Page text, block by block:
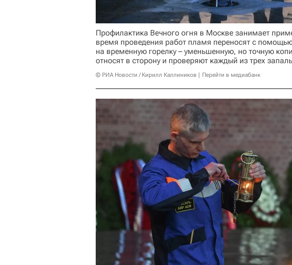
Профилактика Вечного огня в Москве занимает
время проведения работ пламя переносят с
на временную горелку – уменьшенную, но точную
относят в сторону и проверяют каждый из трех
© РИА Новости / Кирилл Каллиников Перейти в медиабанк